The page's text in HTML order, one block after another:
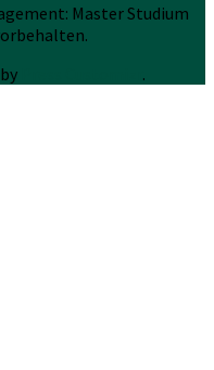
Master Studium
.